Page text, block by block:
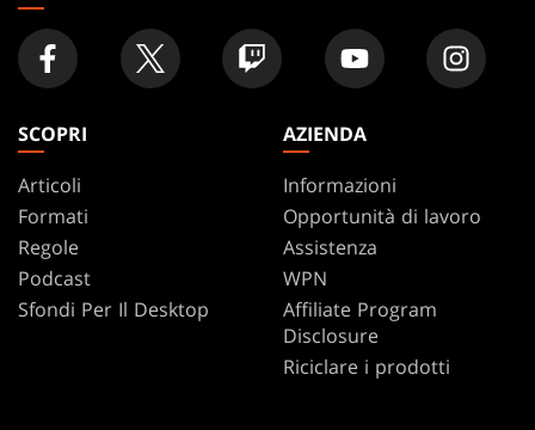
SCOPRI
Articoli
Formati
Regole
Podcast
Sfondi Per Il Desktop
AZIENDA
Informazioni
Opportunità di lavoro
Assistenza
WPN
Affiliate Program
Disclosure
Riciclare i prodotti